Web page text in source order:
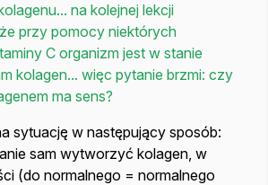
na kolejnej lekcji
przy pomocy niektórych
C organizm jest w stanie
kolagen... więc pytanie brzmi: czy
ma sens?
sytuację w następujący sposób:
sam wytworzyć kolagen, w
(do normalnego = normalnego